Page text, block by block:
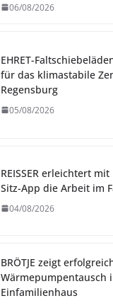
06/08/2026
EHRET-
für das klimastabile
Regensburg
05/08/2026
REISSER erleichtert
Sitz-App die Arbeit im
04/08/2026
BRÖTJE zeigt
Wärmepumpentausch
Einfamilienhaus